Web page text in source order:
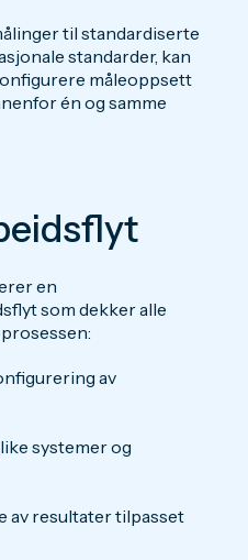
til standardiserte
standarder, kan
måleoppsett
én og samme
en
som dekker alle
av
systemer og
av resultater tilpasset